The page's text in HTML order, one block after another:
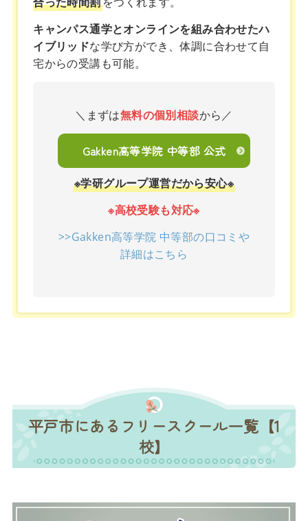
キャンパス通学とオンラインを組み合わせたハ
イブリッドな学び方ができ、体調に合わせて自
宅からの受講も可能。
＼まずは無料の個別相談から／
Gakken高等学院 中等部 公式
※学研グループ運営だから安心※
※高校受験も対応※
>>Gakken高等学院 中等部の口コミや
詳細はこちら
平戸市にあるフリースクール一覧【1
校】